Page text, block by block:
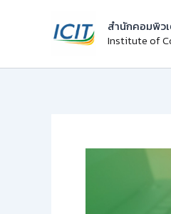
สำนักคอมพิว
Institute of